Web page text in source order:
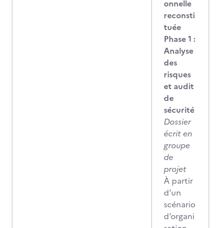
onnelle
reconsti
tuée
Phase 1 :
Analyse
des
risques
et audit
de
sécurité
Dossier
écrit en
groupe
de
projet
À partir
d’un
scénario
d’organi